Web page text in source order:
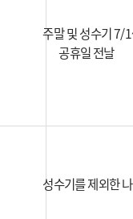
주말 및 성수기 7/
공휴일 전날
성수기를 제외한